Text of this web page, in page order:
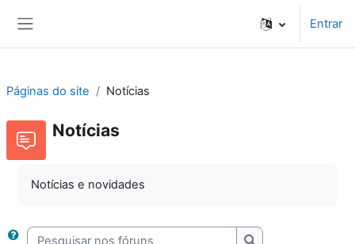
Entrar
Páginas do site Notícias
Notícias
Notícias e novidades
Pesquisar nos fóruns